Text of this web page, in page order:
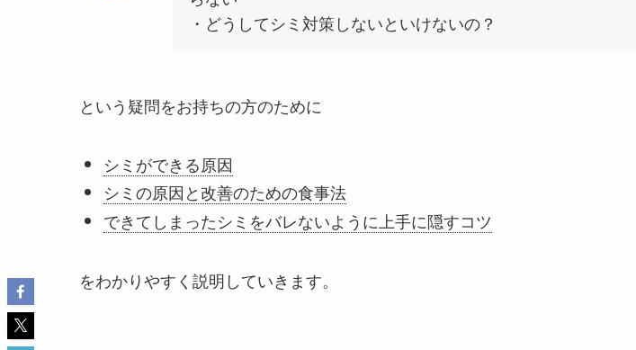
・どうしてシミ対策しないといけないの？
という疑問をお持ちの方のために
シミができる原因
シミの原因と改善のための食事法
できてしまったシミをバレないように上手に隠すコツ
をわかりやすく説明していきます。